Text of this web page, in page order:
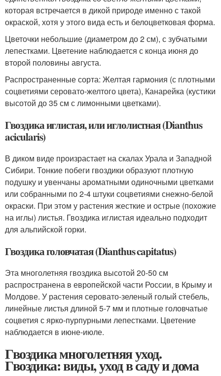
которая встречается в дикой природе именно с такой
окраской, хотя у этого вида есть и белоцветковая форма.
Цветочки небольшие (диаметром до 2 см), с зубчатыми
лепестками. Цветение наблюдается с конца июня до
второй половины августа.
Распространенные сорта: Желтая гармония (с плотными
соцветиями серовато-желтого цвета), Канарейка (кустики
высотой до 35 см с лимонными цветками).
Гвоздика иглистая, или иглолистная (Dianthus
acicularis)
В диком виде произрастает на скалах Урала и Западной
Сибири. Тонкие побеги гвоздики образуют плотную
подушку и увенчаны ароматными одиночными цветками
или собранными по 2-4 штуки соцветиями снежно-белой
окраски. При этом у растения жесткие и острые (похожие
на иглы) листья. Гвоздика иглистая идеально подходит
для альпийской горки.
Гвоздика головчатая (Dianthus capitatus)
Эта многолетняя гвоздика высотой 20-50 см
распространена в европейской части России, в Крыму и
Молдове. У растения серовато-зеленый голый стебель,
линейные листья длиной 5-7 мм и плотные головчатые
соцветия с ярко-пурпурными лепестками. Цветение
наблюдается в июне-июле.
Гвоздика многолетняя уход.
Гвоздика: виды, уход в саду и дома